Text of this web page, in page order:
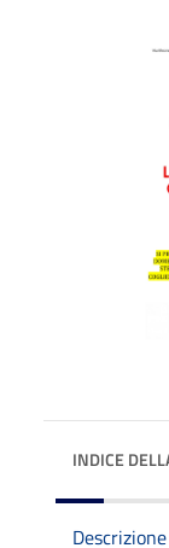
INDICE
Descrizione